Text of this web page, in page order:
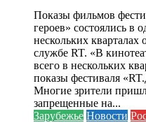
Показы фильмов
героев» состоялись в
нескольких
службе RT. «В
всего в нескольких
показы фестиваля
Многие зрители
запрещенные на...
Зарубежье Новости